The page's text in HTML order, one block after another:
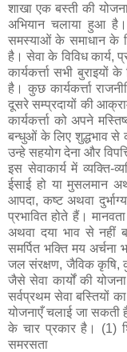
शाखा एक बस्ती की
अभियान चलाया हुआ है।
समस्याओं के समाधान के
है। सेवा के विविध कार्य,
कार्यकर्त्ता सभी बुराइयों
है। कुछ कार्यकर्त्ता
दूसरे सम्प्रदायों की
कार्यकर्त्ता को अपने
बन्धुओं के लिए शुद्धभाव से
उन्हे सहयोग देना और
इस सेवाकार्य में व्यक्ति-
ईसाई हो या मुसलमान
आपदा, कष्ट अथवा
प्रभावित होते हैं।
अथवा दया भाव से नहीं
समर्पित भक्ति मय
जल संरक्षण, जैविक कृषि,
जैसे सेवा कार्यों की
सर्वप्रथम सेवा बस्तियों
योजनाएँ चलाई जा सकती
के चार प्रकार है। (1)
समरसता